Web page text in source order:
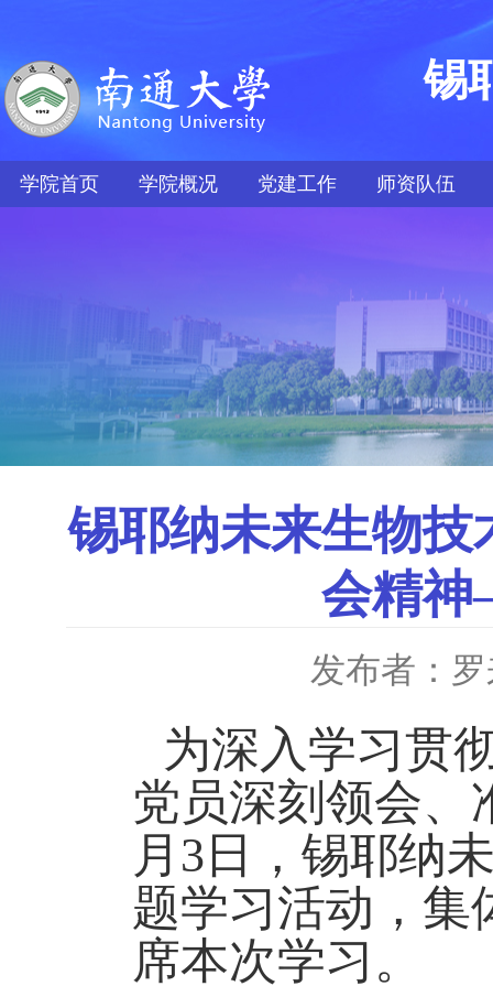
锡
学院首页 学院概况 党建工作 师资队伍
锡耶纳未来生物
会精
发布者：
为深入学习贯
党员深刻领会、
月 3 日，锡耶纳
题学习活动，集
席本次学习。